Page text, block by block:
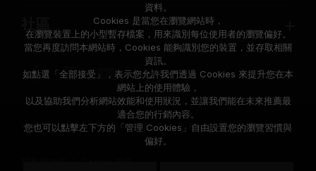
© 2026 Team Group Inc. All Rights Reserved.
資料。
Cookies 是當您在瀏覽網站時，
在瀏覽裝置上的小型暫存檔案，用來識別每位使用者的瀏覽偏好。
當您再度訪問本網站時，Cookies 能夠識別您的裝置，並存取相關
資訊。
如點選「全部接受」，表示您允許我們透過 Cookies 來提升您在本
網站上的使用體驗，
以及協助我們分析網站效能和使用狀況，並讓我們能在未來推薦最
適合您的行銷內容。
您也可以點擊左下方的「管理 Cookies」自由設置您的瀏覽習慣與
偏好。